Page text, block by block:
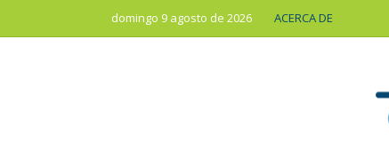
domingo 9 agosto de 2026 ACERCA DE